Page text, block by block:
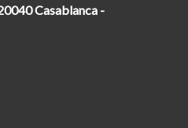
Casablanca -